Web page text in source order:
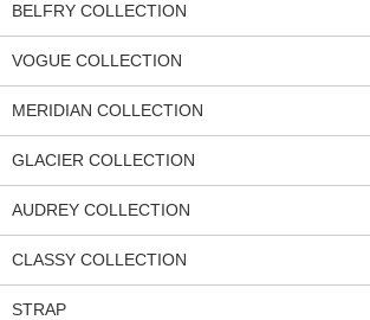
BELFRY COLLECTION
VOGUE COLLECTION
MERIDIAN COLLECTION
GLACIER COLLECTION
AUDREY COLLECTION
CLASSY COLLECTION
STRAP